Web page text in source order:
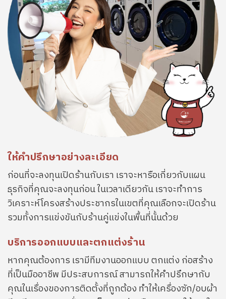
ให้คำปรึกษาอย่างละเอียด
ก่อนที่จะลงทุนเปิดร้านกับเรา เราจะหารือเกี่ยวกับแผน
ธุรกิจที่คุณจะลงทุนก่อน ในเวลาเดียวกัน เราจะทำการ
วิเคราะห์โครงสร้างประชากรในเขตที่คุณเลือกจะเปิดร้าน
รวมทั้งการแข่งขันกับร้านคู่แข่งในพื้นที่นั้นด้วย
บริการออกแบบและตกแต่งร้าน
หากคุณต้องการ เรามีทีมงานออกแบบ ตกแต่ง ก่อสร้าง
ที่เป็นมืออาชีพ มีประสบการณ์ สามารถให้คำปรึกษากับ
คุณในเรื่องของการติดตั้งที่ถูกต้อง ทำให้เครื่องซัก/อบผ้า